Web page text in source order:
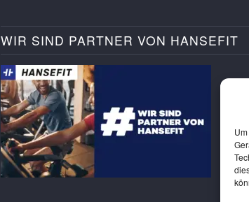
WIR SIND PARTNER VON HANSEFIT